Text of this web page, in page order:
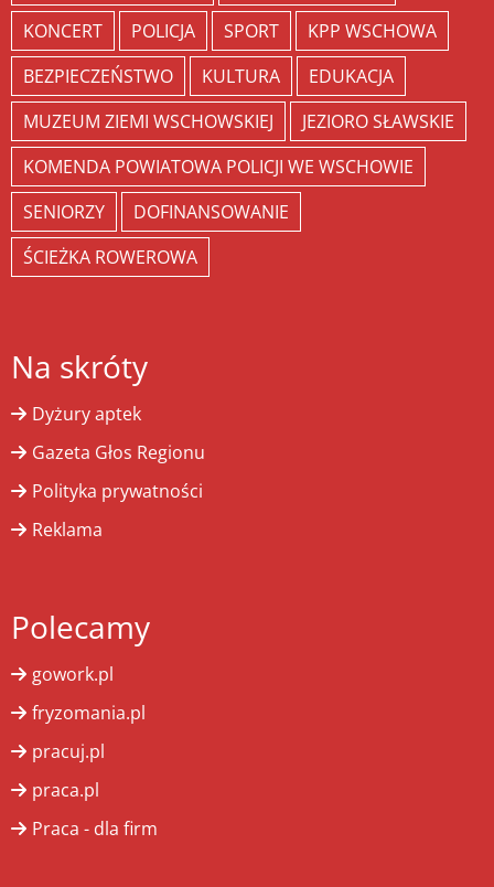
KONCERT
POLICJA SPORT
KPP WSCHOWA
BEZPIECZEŃSTWO
KULTURA
EDUKACJA
MUZEUM ZIEMI WSCHOWSKIEJ
JEZIORO SŁAWSKIE
KOMENDA POWIATOWA POLICJI WE WSCHOWIE
SENIORZY
DOFINANSOWANIE
ŚCIEŻKA ROWEROWA
Na skróty
Dyżury aptek
Gazeta Głos Regionu
Polityka prywatności
Reklama
Polecamy
gowork.pl
fryzomania.pl
pracuj.pl
praca.pl
Praca - dla firm